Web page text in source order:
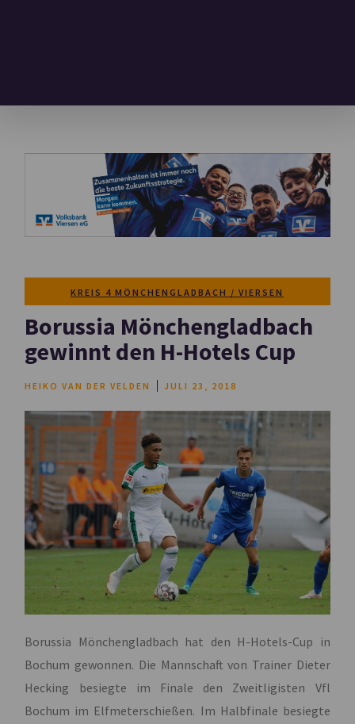
KREIS 4 MÖNCHENGLADBACH / VIERSEN
Borussia Mönchengladbach
gewinnt den H-Hotels Cup
HEIKO VAN DER VELDEN JULI 23, 2018
Borussia Mönchengladbach hat den H-Hotels-Cup in
Bochum gewonnen. Die Mannschaft von Trainer Dieter
Hecking besiegte im Finale den Zweitligisten Vfl
Bochum im Elfmeterschießen. Im Halbfinale besiegte